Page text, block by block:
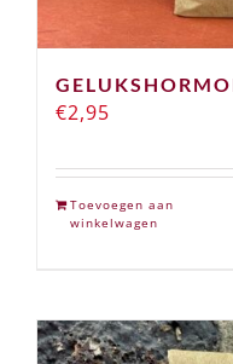
€2,95
Toevoegen aan
winkelwagen